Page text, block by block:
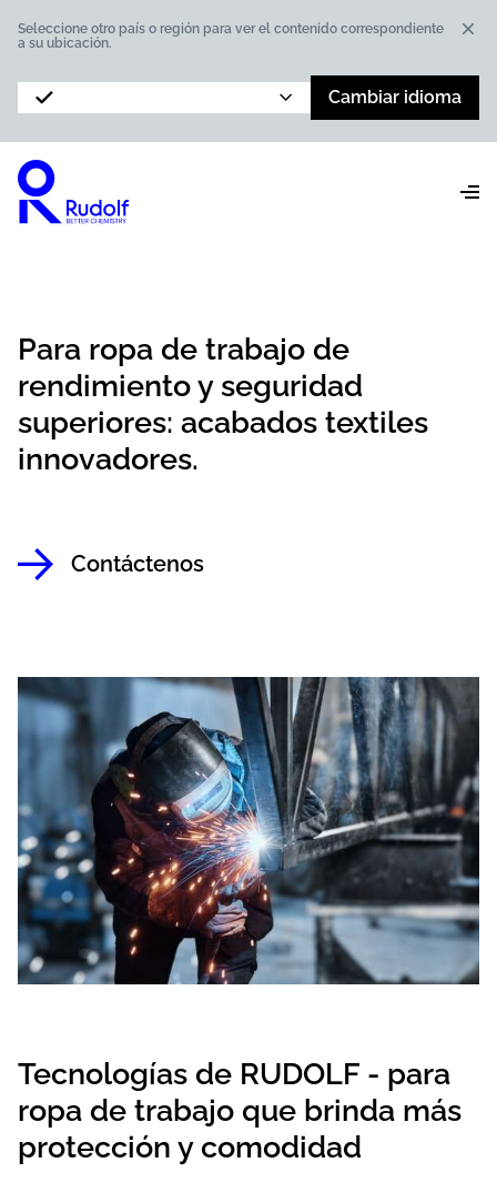
Seleccione otro país o región para ver el contenido correspondiente
a su ubicación.
Cambiar idioma
Para ropa de trabajo de
rendimiento y seguridad
superiores: acabados textiles
innovadores.
Contáctenos
Tecnologías de RUDOLF - para
ropa de trabajo que brinda más
protección y comodidad